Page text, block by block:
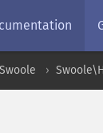
Swoole